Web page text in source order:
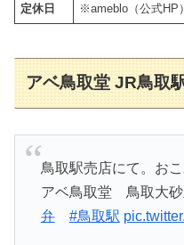
定休日
※ameblo（公式HP）
アベ鳥取堂 JR鳥取
鳥取駅売店にて。おこ
アベ鳥取堂 鳥取大
弁
#鳥取駅